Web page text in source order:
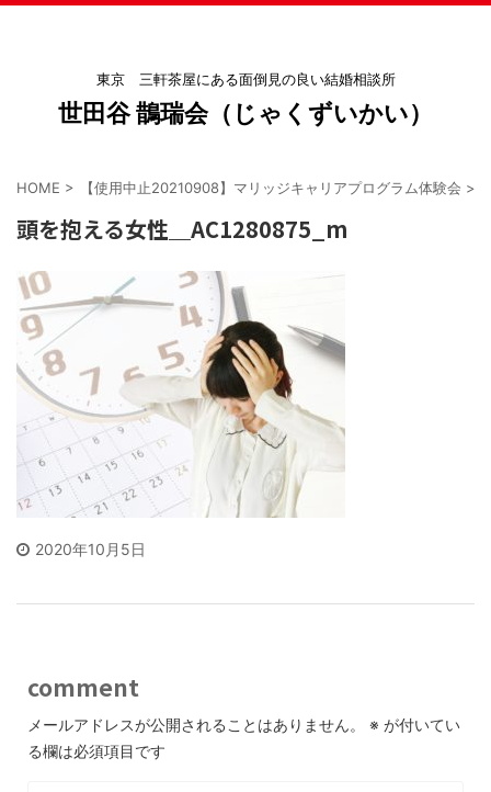
東京 三軒茶屋にある面倒見の良い結婚相談所
世田谷 鵲瑞会（じゃくずいかい）
HOME > 【使用中止20210908】マリッジキャリアプログラム体験会 >
頭を抱える女性＿AC1280875_m
2020年10月5日
comment
メールアドレスが公開されることはありません。 ※ が付いてい
る欄は必須項目です